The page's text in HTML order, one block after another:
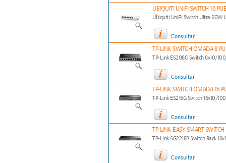
UBIQUITI UNIFI SWITCH 16
Ubiquiti UniFi Switch Ultra 60W
Consultar
TP-LINK SWITCH OMADA 8
TP-Link ES208G Switch 8x10/
Consultar
TP-LINK SWITCH OMADA 16
TP-Link ES216G Switch 16x10/
Consultar
TP-LINK EASY SMART
TP-Link SG2218P Switch Rack
Consultar